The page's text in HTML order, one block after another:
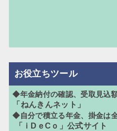
お役立ちツール
◆年金納付の確認、受取見込
「ねんきんネット」
◆自分で積立る年金、掛金は
「ｉDｅCｏ」公式サイト